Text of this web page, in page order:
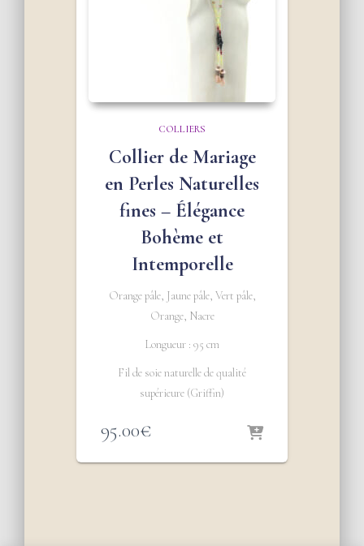
COLLIERS
Collier de Mariage
en Perles Naturelles
fines – Élégance
Bohème et
Intemporelle
Orange pâle, Jaune pâle, Vert pâle,
Orange, Nacre
Longueur : 95 cm
Fil de soie naturelle de qualité
supérieure (Griffin)
95.00€